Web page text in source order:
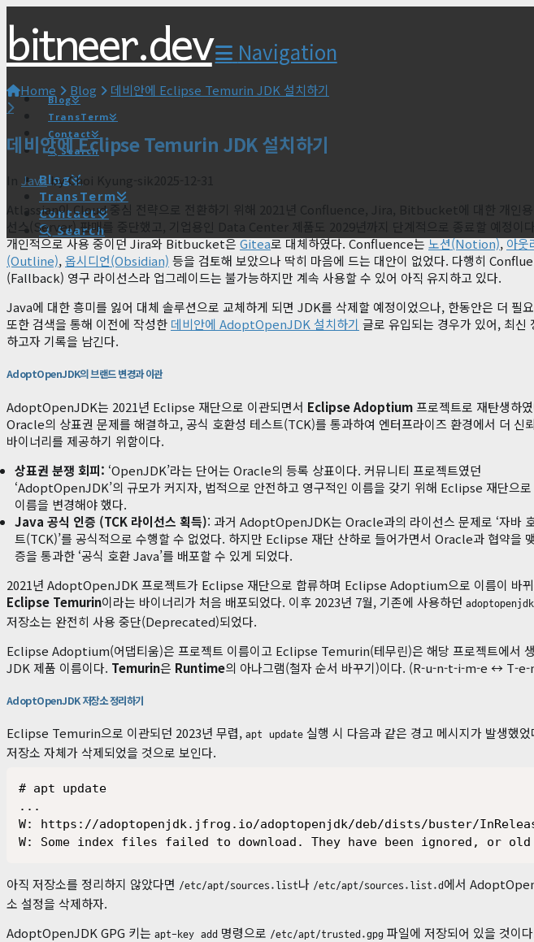
bitneer.dev Navigation
Blog
TransTerm
Contact
Search
Blog
TransTerm
Contact
Search
Home Blog 데비안에 Eclipse Temurin JDK 설치하기
데비안에 Eclipse Temurin JDK 설치하기
In Javaby Choi Kyung-sik2025-12-31
Atlassian이 Cloud 중심 전략으로 전환하기 위해 2021년 Confluence, Jira, Bitbucket에 대한 개인용
선스(Server) 판매를 중단했고, 기업용인 Data Center 제품도 2029년까지 단계적으로 종료할 예정이
개인적으로 사용 중이던 Jira와 Bitbucket은Gitea로 대체하였다. Confluence는노션(Notion),아웃
(Outline),옵시디언(Obsidian) 등을 검토해 보았으나 딱히 마음에 드는 대안이 없었다. 다행히
(Fallback) 영구 라이선스라 업그레이드는 불가능하지만 계속 사용할 수 있어 아직 유지하고 있다.
Java에 대한 흥미를 잃어 대체 솔루션으로 교체하게 되면 JDK를 삭제할 예정이었으나, 한동안은 더 필
또한 검색을 통해 이전에 작성한 데비안에 AdoptOpenJDK 설치하기 글로 유입되는 경우가 있어, 최신
하고자 기록을 남긴다.
AdoptOpenJDK의 브랜드 변경과 이관
AdoptOpenJDK는 2021년 Eclipse 재단으로 이관되면서 Eclipse Adoptium프로젝트로 재탄생하
Oracle의 상표권 문제를 해결하고, 공식 호환성 테스트(TCK)를 통과하여 엔터프라이즈 환경에서 더 신
바이너리를 제공하기 위함이다.
상표권 분쟁 회피: ‘OpenJDK’라는 단어는 Oracle의 등록 상표이다. 커뮤니티 프로젝트였던
‘AdoptOpenJDK’의 규모가 커지자, 법적으로 안전하고 영구적인 이름을 갖기 위해 Eclipse 재단으로
이름을 변경해야 했다.
Java 공식 인증 (TCK 라이선스 획득): 과거 AdoptOpenJDK는 Oracle과의 라이선스 문제로 ‘자바
트(TCK)’를 공식적으로 수행할 수 없었다. 하지만 Eclipse 재단 산하로 들어가면서 Oracle과 협약을
증을 통과한 ‘공식 호환 Java’를 배포할 수 있게 되었다.
2021년 AdoptOpenJDK 프로젝트가 Eclipse 재단으로 합류하며 Eclipse Adoptium으로 이름이 바
Eclipse Temurin이라는 바이너리가 처음 배포되었다. 이후 2023년 7월, 기존에 사용하던
저장소는 완전히 사용 중단(Deprecated)되었다.
Eclipse Adoptium(어댑티움)은 프로젝트 이름이고 Eclipse Temurin(테무린)은 해당 프로젝트에서
JDK 제품 이름이다. Temurin은 Runtime의 아나그램(철자 순서 바꾸기)이다. (R-u-n-t-i-m-e ↔ T-
AdoptOpenJDK 저장소 정리하기
Eclipse Temurin으로 이관되던 2023년 무렵, apt update 실행 시 다음과 같은 경고 메시지가 발생했
저장소 자체가 삭제되었을 것으로 보인다.
# apt update
...
W: https://adoptopenjdk.jfrog.io/adoptopenjdk/deb/dists/buster/
W: Some index files failed to download. They have been ignored, or old
아직 저장소를 정리하지 않았다면 /etc/apt/sources.list나 /etc/apt/sources.list.d 에서
소 설정을 삭제하자.
AdoptOpenJDK GPG 키는 apt-key add 명령으로 /etc/apt/trusted.gpg 파일에 저장되어 있을 것이